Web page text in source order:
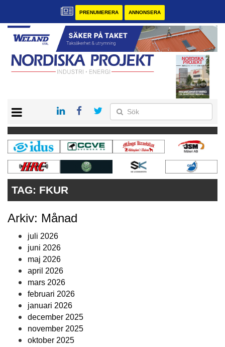
PRENUMERERA ANNONSERA
KONTAKT
VÅRA ANDRA MAGASIN
PRENUMERERA
ANNONSERA
TAG: FKUR
Arkiv: Månad
juli 2026
juni 2026
maj 2026
april 2026
mars 2026
februari 2026
januari 2026
december 2025
november 2025
oktober 2025